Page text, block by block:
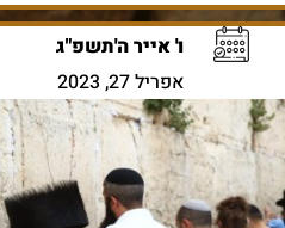
ו' אייר ה'תשפ"ג
אפריל 27, 2023